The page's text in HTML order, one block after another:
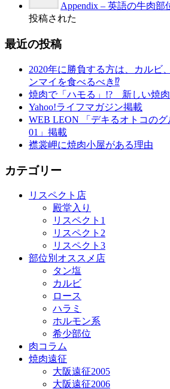
Appendix – 英語の牛肉部
投稿された
最近の投稿
2020年に勝負する方は、カルビ
ンマイを食べるべき⁉︎
焼肉で「ハモる」!? 新しい焼
Yahoo!ライフマガジン掲載
WEB LEON 「デキるオトコのグ
01」掲載
襟裳岬に焼肉小屋がある理由
カテゴリー
リスペクト店
殿堂入り
リスペクト1
リスペクト2
リスペクト3
部位別オススメ店
タン塩
カルビ
ロース
ハラミ
ホルモン系
希少部位
肉コラム
焼肉遠征
大阪遠征2005
大阪遠征2006